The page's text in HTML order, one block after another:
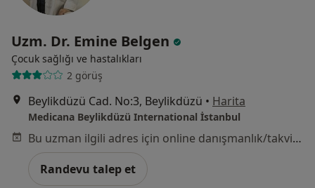
Uzm. Dr. Emine Belgen
Çocuk sağlığı ve hastalıkları
2 görüş
Beylikdüzü Cad. No:3, Beylikdüzü • Harita
Medicana Beylikdüzü International İstanbul
Bu uzman ilgili adres için online danışmanlık/takvim sunmuyor.
Randevu talep et